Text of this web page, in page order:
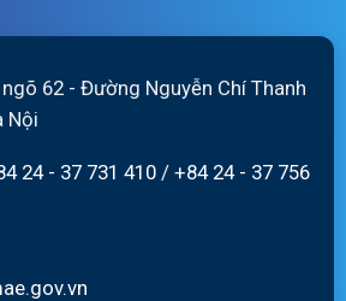
62 - Đường Nguyễn Chí Thanh
Nội
24 - 37 731 410 / +84 24 - 37 756